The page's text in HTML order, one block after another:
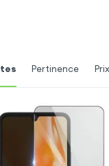
Pertinence